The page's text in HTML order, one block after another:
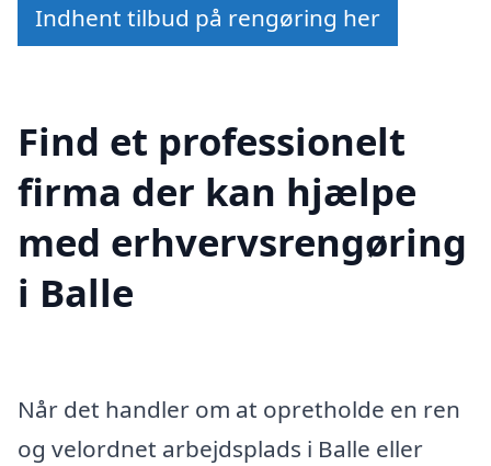
Indhent tilbud på rengøring her
Find et professionelt
firma der kan hjælpe
med erhvervsrengøring
i Balle
Når det handler om at opretholde en ren
og velordnet arbejdsplads i Balle eller